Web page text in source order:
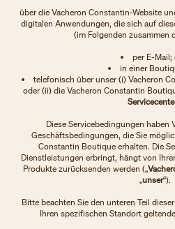
über die Vacheron Constantin-Website
digitalen Anwendungen, die sich auf
(im Folgenden zusammen
per E-Mail;
in einer
telefonisch über unser (i) Vacheron
oder (ii) die Vacheron Constantin
Diese Servicebedingungen haben
Geschäftsbedingungen, die Sie
Constantin Boutique erhalten. Die
Dienstleistungen erbringt, hängt von
Produkte zurücksenden werden („
„unser“).
Bitte beachten Sie den unteren Teil
Ihren spezifischen Standort